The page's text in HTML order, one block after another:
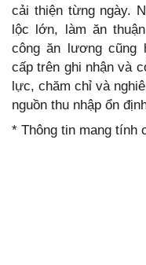
cải thiện từng ngày.
lộc lớn, làm ăn
công ăn lương cũng
cấp trên ghi nhận và
lực, chăm chỉ và
nguồn thu nhập ổn
* Thông tin mang tính